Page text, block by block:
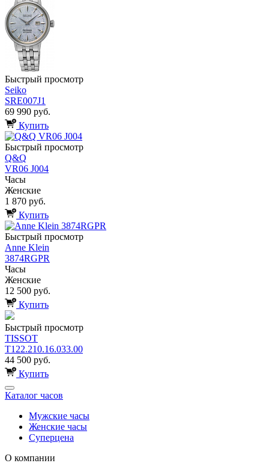
Быстрый просмотр
Seiko
SRE007J1
69 990 руб.
Купить
Быстрый просмотр
Q&Q
VR06 J004
Часы
Женские
1 870 руб.
Купить
Быстрый просмотр
Anne Klein
3874RGPR
Часы
Женские
12 500 руб.
Купить
Быстрый просмотр
TISSOT
T122.210.16.033.00
44 500 руб.
Купить
Каталог часов
Мужские часы
Женские часы
Суперцена
О компании